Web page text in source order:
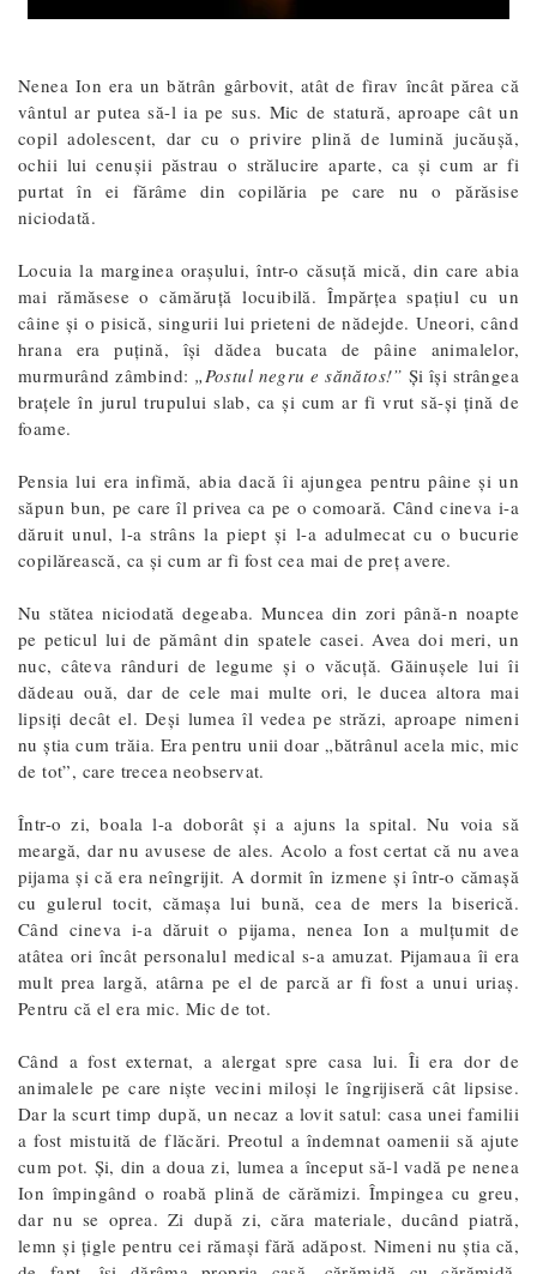
Nenea Ion era un bătrân gârbovit, atât de firav încât părea că
vântul ar putea să-l ia pe sus. Mic de statură, aproape cât un
copil adolescent, dar cu o privire plină de lumină jucăușă,
ochii lui cenușii păstrau o strălucire aparte, ca și cum ar fi
purtat în ei fărâme din copilăria pe care nu o părăsise
niciodată.
Locuia la marginea orașului, într-o căsuță mică, din care abia
mai rămăsese o cămăruță locuibilă. Împărțea spațiul cu un
câine și o pisică, singurii lui prieteni de nădejde. Uneori, când
hrana era puțină, își dădea bucata de pâine animalelor,
murmurând zâmbind: „Postul negru e sănătos!” Și își strângea
brațele în jurul trupului slab, ca și cum ar fi vrut să-și țină de
foame.
Pensia lui era infimă, abia dacă îi ajungea pentru pâine și un
săpun bun, pe care îl privea ca pe o comoară. Când cineva i-a
dăruit unul, l-a strâns la piept și l-a adulmecat cu o bucurie
copilărească, ca și cum ar fi fost cea mai de preț avere.
Nu stătea niciodată degeaba. Muncea din zori până-n noapte
pe peticul lui de pământ din spatele casei. Avea doi meri, un
nuc, câteva rânduri de legume și o văcuță. Găinușele lui îi
dădeau ouă, dar de cele mai multe ori, le ducea altora mai
lipsiți decât el. Deși lumea îl vedea pe străzi, aproape nimeni
nu știa cum trăia. Era pentru unii doar „bătrânul acela mic, mic
de tot”, care trecea neobservat.
Într-o zi, boala l-a doborât și a ajuns la spital. Nu voia să
meargă, dar nu avusese de ales. Acolo a fost certat că nu avea
pijama și că era neîngrijit. A dormit în izmene și într-o cămașă
cu gulerul tocit, cămașa lui bună, cea de mers la biserică.
Când cineva i-a dăruit o pijama, nenea Ion a mulțumit de
atâtea ori încât personalul medical s-a amuzat. Pijamaua îi era
mult prea largă, atârna pe el de parcă ar fi fost a unui uriaș.
Pentru că el era mic. Mic de tot.
Când a fost externat, a alergat spre casa lui. Îi era dor de
animalele pe care niște vecini miloși le îngrijiseră cât lipsise.
Dar la scurt timp după, un necaz a lovit satul: casa unei familii
a fost mistuită de flăcări. Preotul a îndemnat oamenii să ajute
cum pot. Și, din a doua zi, lumea a început să-l vadă pe nenea
Ion împingând o roabă plină de cărămizi. Împingea cu greu,
dar nu se oprea. Zi după zi, căra materiale, ducând piatră,
lemn și țigle pentru cei rămași fără adăpost. Nimeni nu știa că,